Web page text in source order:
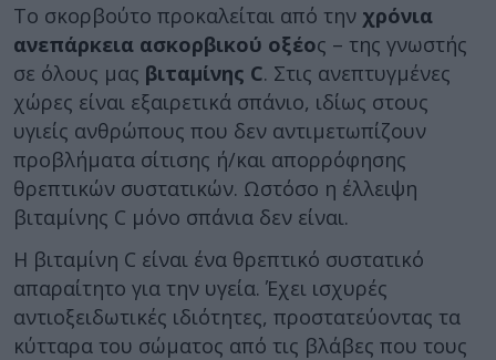
Το σκορβούτο προκαλείται από την χρόνια
ανεπάρκεια ασκορβικού οξέος – της γνωστής
σε όλους μας βιταμίνης C. Στις ανεπτυγμένες
χώρες είναι εξαιρετικά σπάνιο, ιδίως στους
υγιείς ανθρώπους που δεν αντιμετωπίζουν
προβλήματα σίτισης ή/και απορρόφησης
θρεπτικών συστατικών. Ωστόσο η έλλειψη
βιταμίνης C μόνο σπάνια δεν είναι.
Η βιταμίνη C είναι ένα θρεπτικό συστατικό
απαραίτητο για την υγεία. Έχει ισχυρές
αντιοξειδωτικές ιδιότητες, προστατεύοντας τα
κύτταρα του σώματος από τις βλάβες που τους